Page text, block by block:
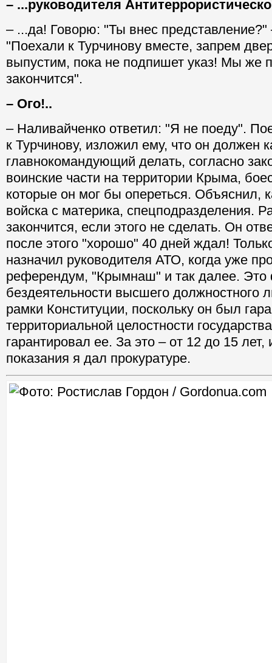
– ...руководителя
– ...да! Говорю: "Ты внес представление?"
"Поехали к Турчинову вместе, запрем
выпустим, пока не подпишет указ! Мы же
закончится".
– Ого!..
– Наливайченко ответил: "Я не поеду".
к Турчинову, изложил ему, что он должен
главнокомандующий делать, согласно
воинские части на территории Крыма,
которые он мог бы опереться. Объяснил,
войска с материка, спецподразделения.
закончится, если этого не сделать. Он
после этого "хорошо" 40 дней ждал!
назначил руководителя АТО, когда уже
референдум, "Крымнаш" и так далее. Это
бездеятельности высшего должностного
рамки Конституции, поскольку он был
территориальной целостности
гарантировал ее. За это – от 12 до 15 лет,
показания я дал прокуратуре.